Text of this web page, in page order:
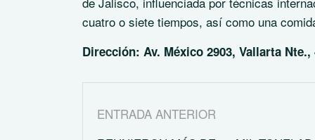
cuatro o siete tiempos, así como una
Dirección: Av. México 2903, Vallarta
ENTRADA ANTERIOR